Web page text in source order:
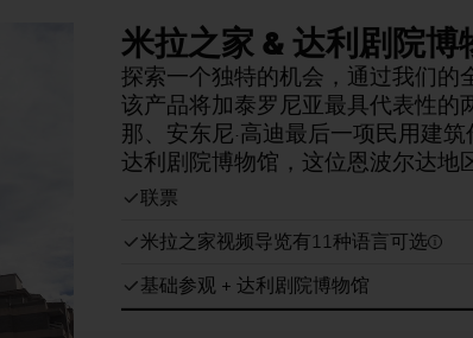
米拉之家 & 达利剧院博
探索一个独特的机会，通过我们的
该产品将加泰罗尼亚最具代表性的
那、安东尼·高迪最后一项民用建
达利剧院博物馆，这位恩波尔达地
联票
米拉之家视频导览有11种语言可选
基础参观 + 达利剧院博物馆